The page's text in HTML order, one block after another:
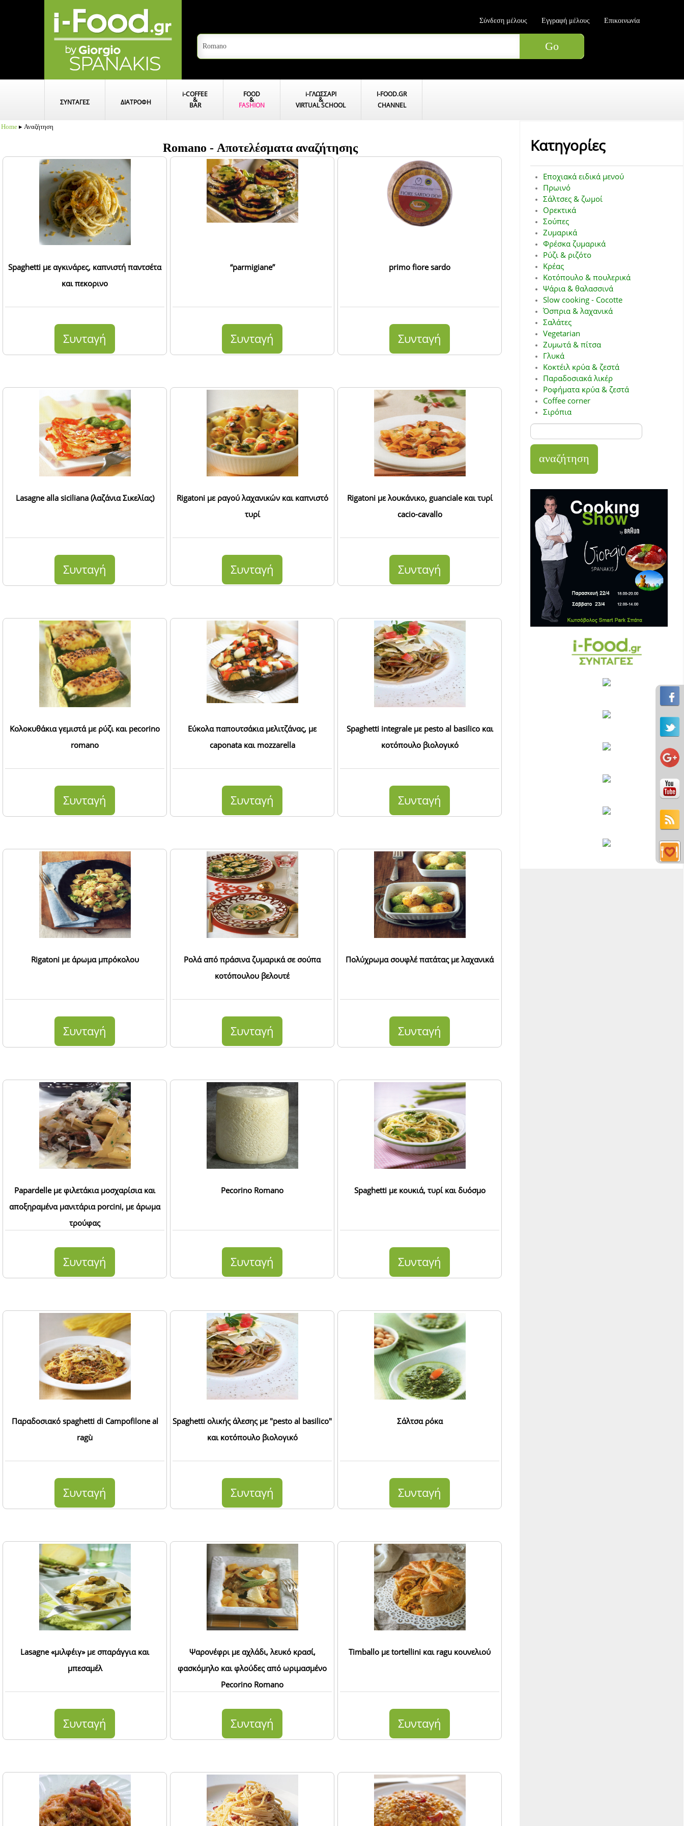
Σύνδεση μέλους Εγγραφή μέλους Επικοινωνία
ΣΥΝΤΑΓΕΣ ΔΙΑΤΡΟΦΗ
i-COFFEE
&
BAR
FOOD
&
FASHION
i-ΓΛΩΣΣΑΡΙ
&
VIRTUAL SCHOOL
I-FOOD.GR
CHANNEL
Home ▸ Αναζήτηση
Romano - Αποτελέσματα αναζήτησης
Spaghetti με αγκινάρες, καπνιστή παντσέτα
και πεκορινο
Συνταγή
“parmigiane”
Συνταγή
primo fiore sardo
Συνταγή
Lasagne alla siciliana (λαζάνια Σικελίας)
Συνταγή
Rigatoni με ραγού λαχανικών και καπνιστό
τυρί
Συνταγή
Rigatoni με λουκάνικο, guanciale και τυρί
cacio-cavallo
Συνταγή
Κολοκυθάκια γεμιστά με ρύζι και pecorino
romano
Συνταγή
Εύκολα παπουτσάκια μελιτζάνας, με
caponata και mozzarella
Συνταγή
Spaghetti integrale με pesto al basilico και
κοτόπουλο βιολογικό
Συνταγή
Rigatoni με άρωμα μπρόκολου
Συνταγή
Ρολά από πράσινα ζυμαρικά σε σούπα
κοτόπουλου βελουτέ
Συνταγή
Πολύχρωμα σουφλέ πατάτας με λαχανικά
Συνταγή
Papardelle με φιλετάκια μοσχαρίσια και
αποξηραμένα μανιτάρια porcini, με άρωμα
τρούφας
Συνταγή
Pecorino Romano
Συνταγή
Spaghetti με κουκιά, τυρί και δυόσμο
Συνταγή
Παραδοσιακό spaghetti di Campofilone al
ragù
Συνταγή
Spaghetti ολικής άλεσης με "pesto al basilico"
και κοτόπουλο βιολογικό
Συνταγή
Σάλτσα ρόκα
Συνταγή
Lasagne «μιλφέιγ» με σπαράγγια και
μπεσαμέλ
Συνταγή
Ψαρονέφρι με αχλάδι, λευκό κρασί,
φασκόμηλο και φλούδες από ωριμασμένο
Pecorino Romano
Συνταγή
Timballo με tortellini και ragu κουνελιού
Συνταγή
Κατηγορίες
Εποχιακά ειδικά μενού
Πρωινό
Σάλτσες & ζωμοί
Ορεκτικά
Σούπες
Ζυμαρικά
Φρέσκα ζυμαρικά
Ρύζι & ριζότο
Κρέας
Κοτόπουλο & πουλερικά
Ψάρια & θαλασσινά
Slow cooking - Cocotte
Όσπρια & λαχανικά
Σαλάτες
Vegetarian
Ζυμωτά & πίτσα
Γλυκά
Κοκτέιλ κρύα & ζεστά
Παραδοσιακά λικέρ
Ροφήματα κρύα & ζεστά
Coffee corner
Σιρόπια